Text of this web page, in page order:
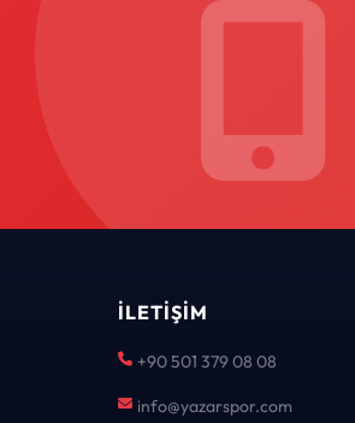
İLETIŞIM
+90 501 379 08 08
info@yazarspor.com